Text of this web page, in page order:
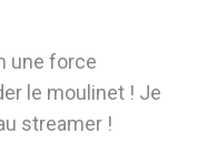
une force
le moulinet ! Je
streamer !